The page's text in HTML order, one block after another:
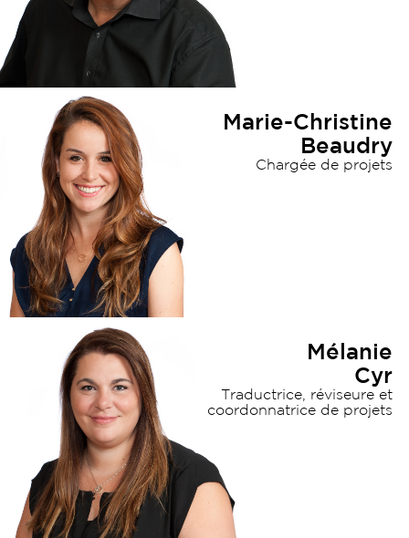
Nos partenaires
Marie-Christine
Beaudry
Chargée de projets
Mélanie
Cyr
Traductrice, réviseure et
coordonnatrice de projets